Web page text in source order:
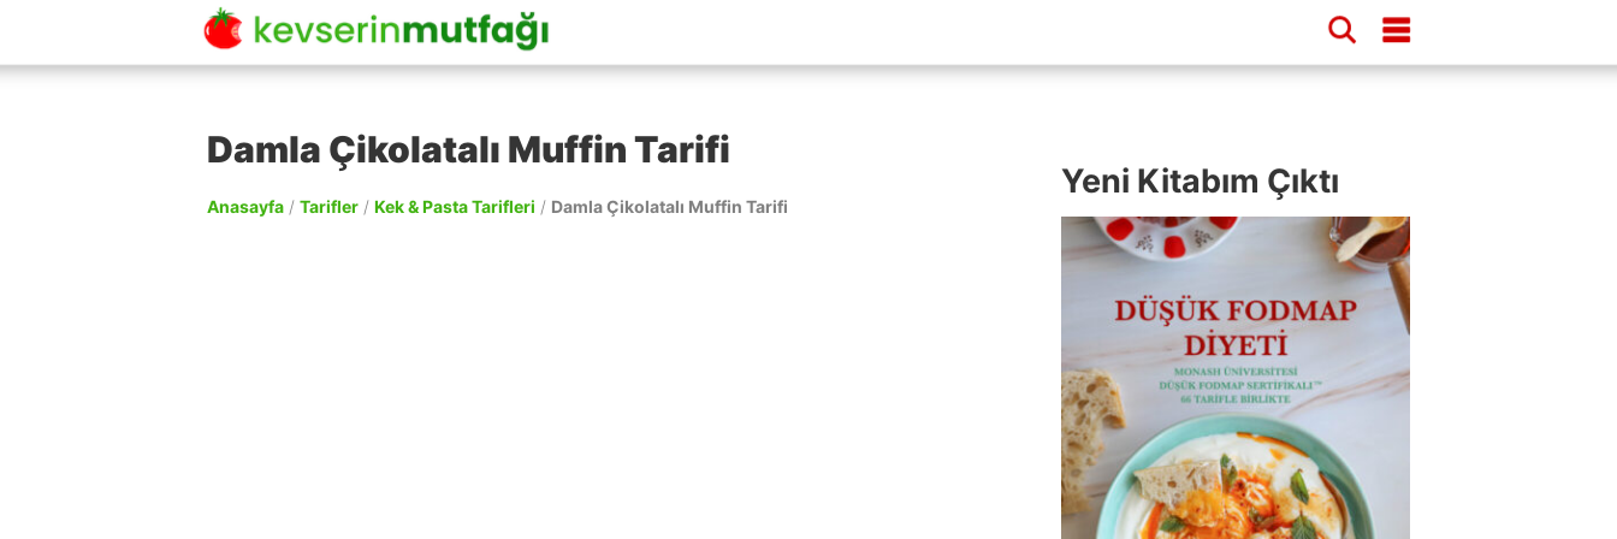
Damla Çikolatalı Muffin Tarifi
Anasayfa / Tarifler / Kek & Pasta Tarifleri / Damla Çikolatalı Muffin Tarifi
Yeni Kitabım Çıktı